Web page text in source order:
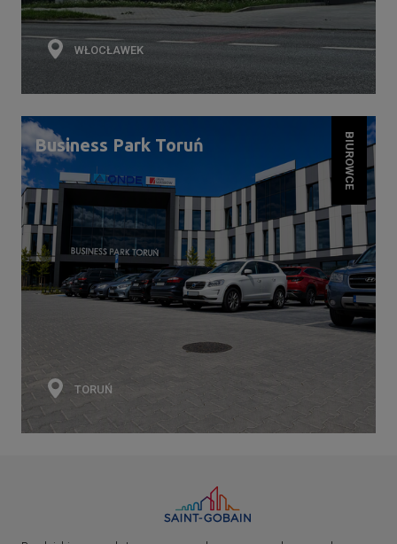
WŁOCŁAWEK
Business Park Toruń
TORUŃ
BIUROWCE